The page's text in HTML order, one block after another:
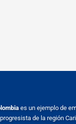
es un ejemplo de
de la región